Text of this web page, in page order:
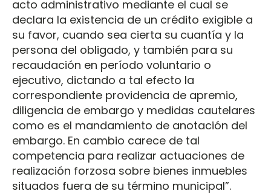
acto administrativo mediante el cual se
declara la existencia de un crédito exigible a
su favor, cuando sea cierta su cuantía y la
persona del obligado, y también para su
recaudación en período voluntario o
ejecutivo, dictando a tal efecto la
correspondiente providencia de apremio,
diligencia de embargo y medidas cautelares
como es el mandamiento de anotación del
embargo. En cambio carece de tal
competencia para realizar actuaciones de
realización forzosa sobre bienes inmuebles
situados fuera de su término municipal”.